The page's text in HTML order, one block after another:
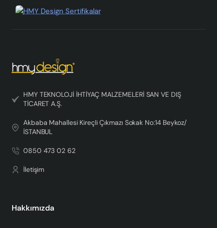
HMY TEKNOLOJİ İHTİYAÇ MALZEMELERİ SAN VE DIŞ
TİCARET A.Ş.
Akbaba Mahallesi Kireçli Çıkmazı Sokak No:14 Beykoz/
İSTANBUL
0850 473 02 62
İletişim
Hakkımızda